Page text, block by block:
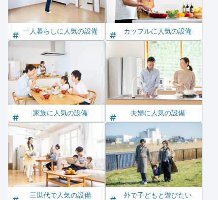
一人暮らしに人気の設備 カップルに人気の設備
家族に人気の設備 夫婦に人気の設備
三世代で人気の設備 外で子どもと遊びたい